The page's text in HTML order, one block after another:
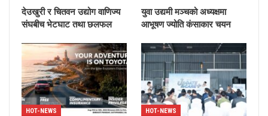
देउखुरी र चितवन उद्योग वाणिज्य
संघबीच भेटघाट तथा छलफल
युवा उद्यमी मञ्चको अध्यक्षमा
आभूषण ज्योति कंसाकार चयन
HOT-NEWS HOT-NEWS